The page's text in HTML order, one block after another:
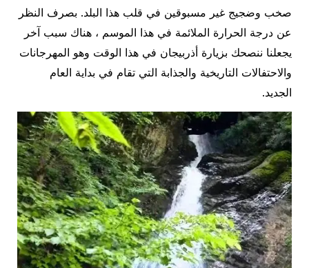
صخب وضجيج غير مسبوقين في قلب هذا البلد. بصرف النظر
عن درجة الحرارة الملائمة في هذا الموسم ، هناك سبب آخر
يجعلنا ننصحك بزيارة أذربيجان في هذا الوقت وهو المهرجانات
والاحتفالات التاريخية والجذابة التي تقام في بداية العام
الجديد.